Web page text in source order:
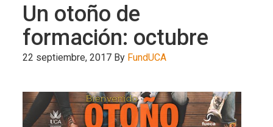
Un otoño de
formación: octubre
22 septiembre, 2017 By FundUCA